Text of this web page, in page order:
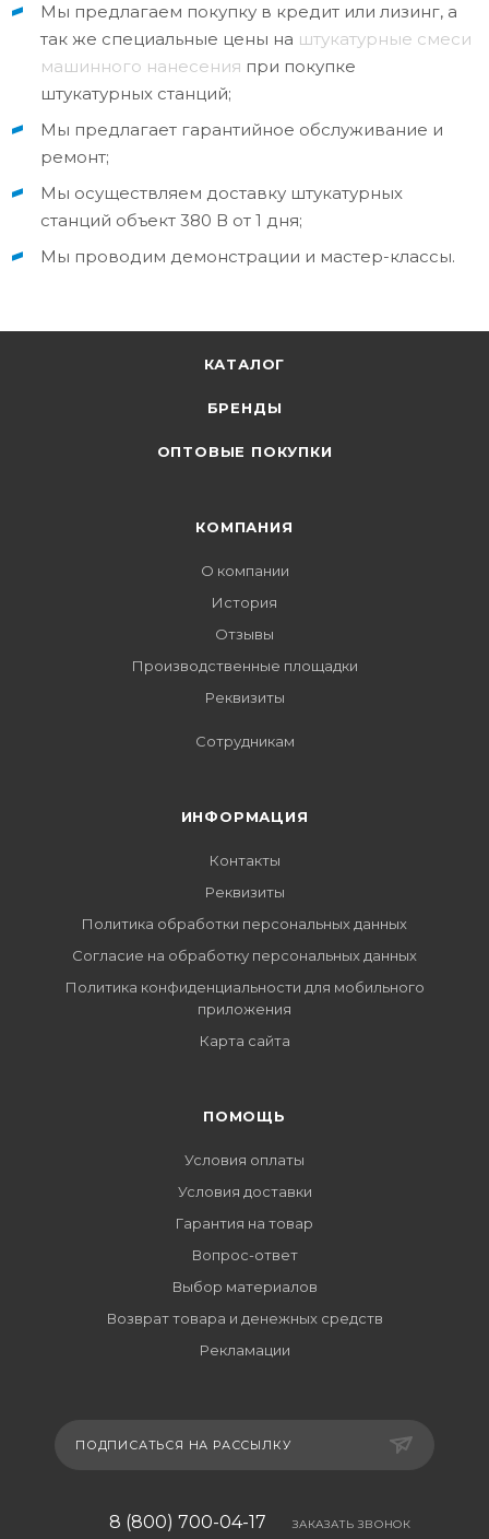
Мы предлагаем покупку в кредит или лизинг, а
так же специальные цены на штукатурные смеси
машинного нанесения при покупке
штукатурных станций;
Мы предлагает гарантийное обслуживание и
ремонт;
Мы осуществляем доставку штукатурных
станций объект 380 В от 1 дня;
Мы проводим демонстрации и мастер-классы.
КАТАЛОГ
БРЕНДЫ
ОПТОВЫЕ ПОКУПКИ
КОМПАНИЯ
О компании
История
Отзывы
Производственные площадки
Реквизиты
Сотрудникам
ИНФОРМАЦИЯ
Контакты
Реквизиты
Политика обработки персональных данных
Согласие на обработку персональных данных
Политика конфиденциальности для мобильного
приложения
Карта сайта
ПОМОЩЬ
Условия оплаты
Условия доставки
Гарантия на товар
Вопрос-ответ
Выбор материалов
Возврат товара и денежных средств
Рекламации
ПОДПИСАТЬСЯ НА РАССЫЛКУ
8 (800) 700-04-17 ЗАКАЗАТЬ ЗВОНОК